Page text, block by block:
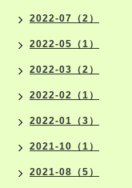
2022-07（2）
2022-05（1）
2022-03（2）
2022-02（1）
2022-01（3）
2021-10（1）
2021-08（5）